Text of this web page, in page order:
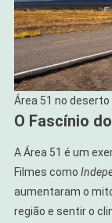
Área 51 no deserto
O Fascínio
A Área 51 é um
Filmes como
aumentaram o
região e sentir o